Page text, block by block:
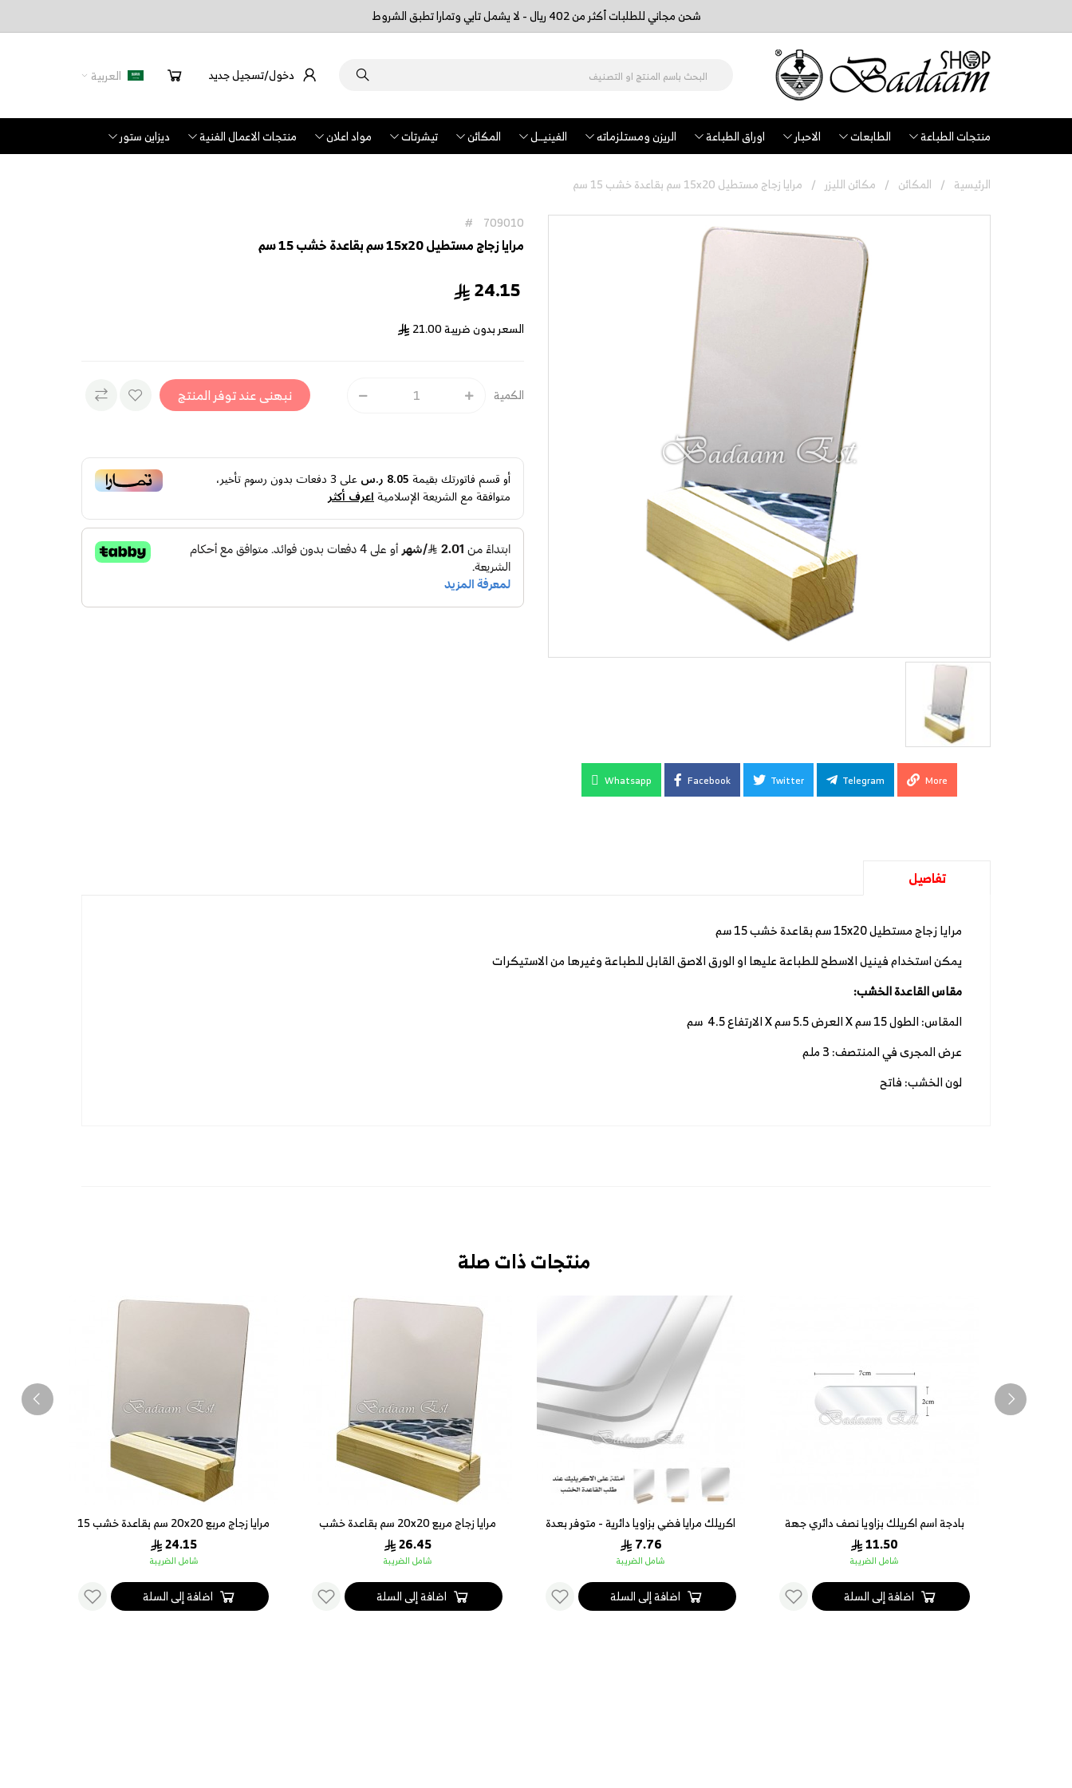
شحن مجاني للطلبات أكثر من 402 ريال - لا يشمل تابي وتمارا تطبق الشروط
دخول/تسجيل جديد العربية
منتجات الطباعة الطابعات الاحبار اوراق الطباعة الريزن ومستلزماته الفينيــل المكائن تيشرتات مواد اعلان منتجات الاعمال الفنية ديزاين ستور
الرئيسية المكائن مكائن الليزر مرايا زجاج مستطيل 15x20 سم بقاعدة خشب 15 سم
Whatsapp Facebook Twitter Telegram More
709010
#
مرايا زجاج مستطيل 15x20 سم بقاعدة خشب 15 سم
24.15
السعر بدون ضريبة21.00
الكمية نبهنى عند توفر المنتج
أو قسم فاتورتك بقيمة 8.05 ر.س على3دفعات بدون رسوم تأخير،
متوافقة مع الشريعة الإسلاميةاعرف أكثر
تفاصيل
مرايا زجاج مستطيل 15x20 سم بقاعدة خشب 15 سم
يمكن استخدام فينيل الاسطح للطباعة عليها او الورق الاصق القابل للطباعة وغيرها من الاستيكرات
مقاس القاعدة الخشب:
المقاس: الطول 15 سم X العرض 5.5 سم X الارتفاع 4.5 سم
عرض المجرى في المنتصف: 3 ملم
لون الخشب: فاتح
منتجات ذات صلة
بادجة اسم اكريلك بزاويا نصف دائري جهة
واحدة 7 * 2 سم
11.50
شامل الضريبة
اضافة إلى السلة
اكريلك مرايا فضي بزاويا دائرية - متوفر بعدة
مقاسات
7.76
شامل الضريبة
اضافة إلى السلة
مرايا زجاج مربع 20x20 سم بقاعدة خشب
20 سم
26.45
شامل الضريبة
اضافة إلى السلة
مرايا زجاج مربع 20x20 سم بقاعدة خشب 15
سم
24.15
شامل الضريبة
اضافة إلى السلة